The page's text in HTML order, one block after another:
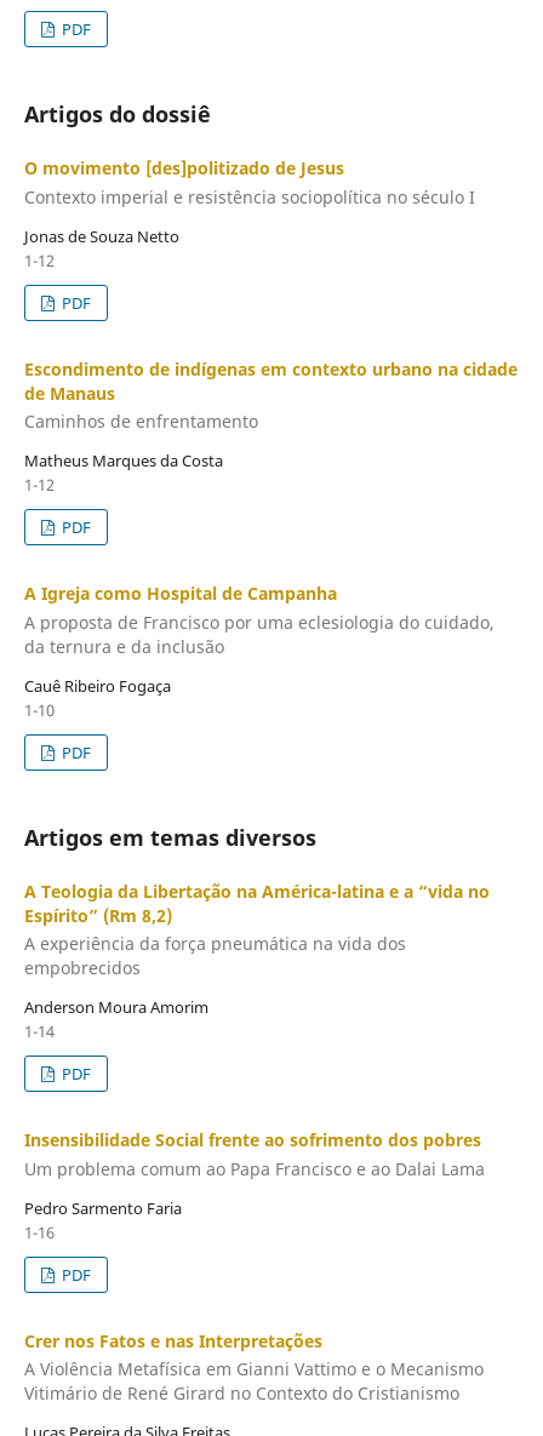
PDF
Artigos do dossiê
O movimento [des]politizado de Jesus
Contexto imperial e resistência sociopolítica no século I
Jonas de Souza Netto
1-12
PDF
Escondimento de indígenas em contexto urbano na cidade
de Manaus
Caminhos de enfrentamento
Matheus Marques da Costa
1-12
PDF
A Igreja como Hospital de Campanha
A proposta de Francisco por uma eclesiologia do cuidado,
da ternura e da inclusão
Cauê Ribeiro Fogaça
1-10
PDF
Artigos em temas diversos
A Teologia da Libertação na América-latina e a “vida no
Espírito” (Rm 8,2)
A experiência da força pneumática na vida dos
empobrecidos
Anderson Moura Amorim
1-14
PDF
Insensibilidade Social frente ao sofrimento dos pobres
Um problema comum ao Papa Francisco e ao Dalai Lama
Pedro Sarmento Faria
1-16
PDF
Crer nos Fatos e nas Interpretações
A Violência Metafísica em Gianni Vattimo e o Mecanismo
Vitimário de René Girard no Contexto do Cristianismo